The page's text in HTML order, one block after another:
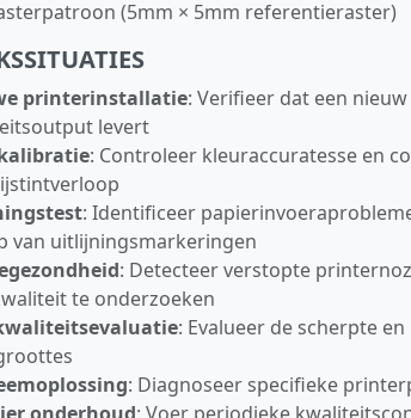
(5mm × 5mm referentieraster)
printerinstallatie: Verifieer dat een
levert
: Controleer kleuraccuratesse en
: Identificeer
van uitlijningsmarkeringen
: Detecteer verstopte
te onderzoeken
: Evalueer de scherpte
: Diagnoseer specifieke